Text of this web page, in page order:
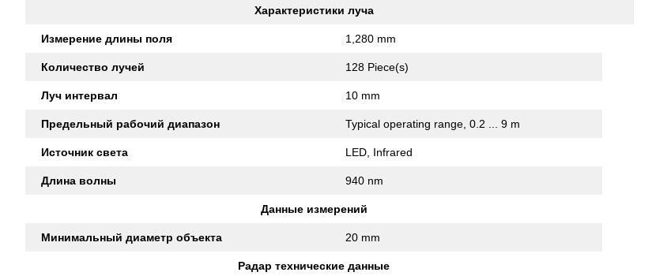
Характеристики луча
Измерение длины поля 1,280 mm
Количество лучей 128 Piece(s)
Луч интервал 10 mm
Предельный рабочий диапазон Typical operating range, 0.2 ... 9 m
Источник света LED, Infrared
Длина волны 940 nm
Данные измерений
Минимальный диаметр объекта 20 mm
Радар технические данные